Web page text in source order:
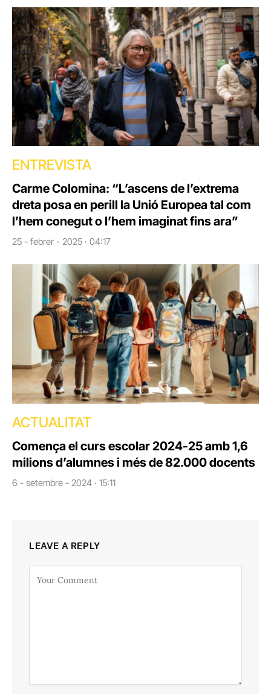
ENTREVISTA
Carme Colomina: “L’ascens de l’extrema
dreta posa en perill la Unió Europea tal com
l’hem conegut o l’hem imaginat fins ara”
25 - febrer - 2025 · 04:17
ACTUALITAT
Comença el curs escolar 2024-25 amb 1,6
milions d’alumnes i més de 82.000 docents
6 - setembre - 2024 · 15:11
LEAVE A REPLY